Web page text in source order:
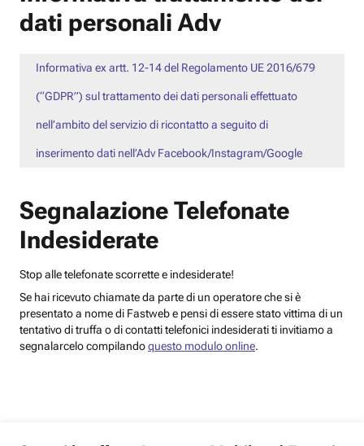
dati personali Adv
Informativa ex artt. 12-14 del Regolamento UE 2016/679
(“GDPR”) sul trattamento dei dati personali effettuato
nell’ambito del servizio di ricontatto a seguito di
inserimento dati nell’Adv Facebook/Instagram/Google
Segnalazione Telefonate
Indesiderate
Stop alle telefonate scorrette e indesiderate!
Se hai ricevuto chiamate da parte di un operatore che si è
presentato a nome di Fastweb e pensi di essere stato vittima di un
tentativo di truffa o di contatti telefonici indesiderati ti invitiamo a
segnalarcelo compilandoquesto modulo online.